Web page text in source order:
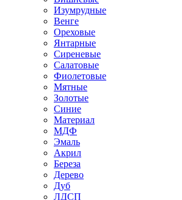
Изумрудные
Венге
Ореховые
Янтарные
Сиреневые
Салатовые
Фиолетовые
Мятные
Золотые
Синие
Материал
МДФ
Эмаль
Акрил
Береза
Дерево
Дуб
ЛДСП